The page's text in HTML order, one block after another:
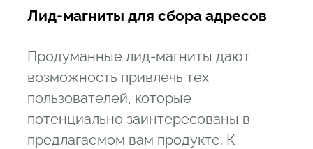
Лид-магниты для сбора адресов
Продуманные лид-магниты дают
возможность привлечь тех
пользователей, которые
потенциально заинтересованы в
предлагаемом вам продукте. К